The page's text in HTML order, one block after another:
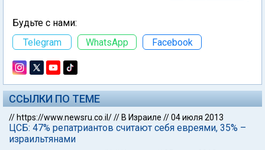
Будьте с нами:
Telegram
WhatsApp Facebook
ССЫЛКИ ПО ТЕМЕ
// https://www.newsru.co.il/// В Израиле //04 июля 2013
ЦСБ: 47% репатриантов считают себя евреями, 35% –
израильтянами